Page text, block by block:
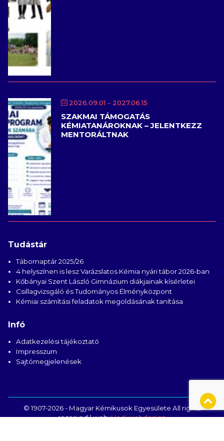
2026.09.01 - 2027.06.15
SZAKMAI TÁMOGATÁS
KÉMIATANÁROKNAK – JELENTKEZZ
MENTORÁLTNAK
Tudástár
Tábornaptár 2025/26
4 helyszínen is lesz Varázslatos Kémia nyári tábor 2026-ban
Kőbányai Szent László Gimnázium diákjainak kísérletei
Csillagvizsgáló és Tudományos Élményközpont
Kémiai számítási feladatok megoldásának tanítása
Infó
Adatkezelési tájékoztató
Impresszum
Sajtómegjelenések
© 1907-2026 - Magyar Kémikusok Egyesülete All rights
reserved | web:Hedi webdesign